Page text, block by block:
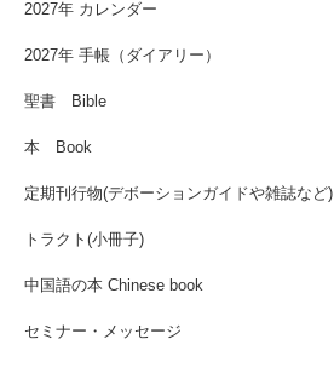
2027年 カレンダー
2027年 手帳（ダイアリー）
聖書 Bible
本 Book
定期刊行物(デボーションガイドや雑誌など)
トラクト(小冊子)
中国語の本 Chinese book
セミナー・メッセージ